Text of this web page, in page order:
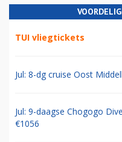
TUI vliegtickets
Jul: 8-dg cruise Oost
Jul: 9-daagse Chogogo
€1056